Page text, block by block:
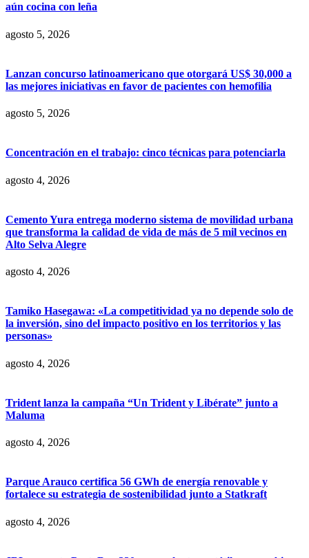
aún cocina con leña
agosto 5, 2026
Lanzan concurso latinoamericano que otorgará US$ 30,000 a
las mejores iniciativas en favor de pacientes con hemofilia
agosto 5, 2026
Concentración en el trabajo: cinco técnicas para potenciarla
agosto 4, 2026
Cemento Yura entrega moderno sistema de movilidad urbana
que transforma la calidad de vida de más de 5 mil vecinos en
Alto Selva Alegre
agosto 4, 2026
Tamiko Hasegawa: «La competitividad ya no depende solo de
la inversión, sino del impacto positivo en los territorios y las
personas»
agosto 4, 2026
Trident lanza la campaña “Un Trident y Libérate” junto a
Maluma
agosto 4, 2026
Parque Arauco certifica 56 GWh de energía renovable y
fortalece su estrategia de sostenibilidad junto a Statkraft
agosto 4, 2026